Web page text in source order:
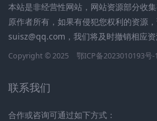
本站是非经营性网站，网站资源部分收
原作者所有，如果有侵犯您权利的资源
suisz@qq.com，我们将及时撤销相应资
Copyright © 2025 鄂ICP备2023010193号-
联系我们
合作或咨询可通过如下方式：